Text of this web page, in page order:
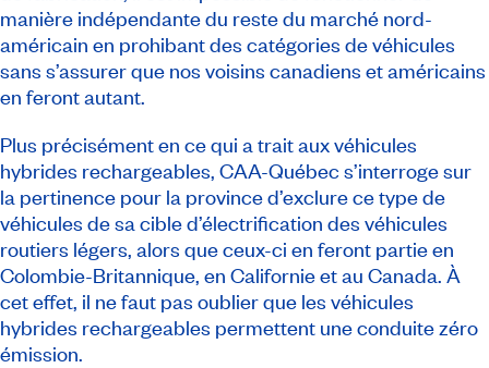
manière indépendante du reste du marché nord-
américain en prohibant des catégories de véhicules
sans s’assurer que nos voisins canadiens et américains
en feront autant.
Plus précisément en ce qui a trait aux véhicules
hybrides rechargeables, CAA-Québec s’interroge sur
la pertinence pour la province d’exclure ce type de
véhicules de sa cible d’électrification des véhicules
routiers légers, alors que ceux-ci en feront partie en
Colombie-Britannique, en Californie et au Canada. À
cet effet, il ne faut pas oublier que les véhicules
hybrides rechargeables permettent une conduite zéro
émission.